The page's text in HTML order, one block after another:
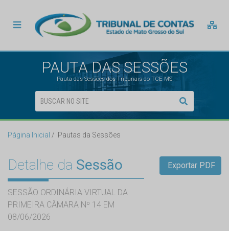
PAUTA DAS SESSÕES
Pauta das Sessões dos Tribunais do TCE MS
Página Inicial Pautas da Sessões
Detalhe da Sessão
SESSÃO ORDINÁRIA VIRTUAL DA
PRIMEIRA CÂMARA Nº 14 EM
08/06/2026
Exportar PDF